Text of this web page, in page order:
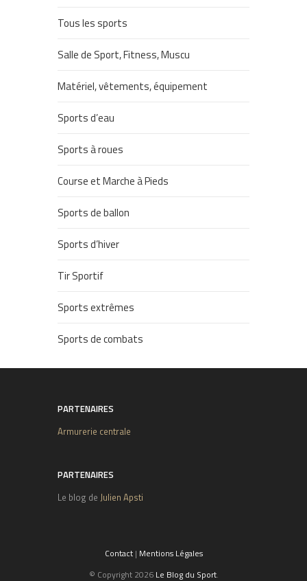
Tous les sports
Salle de Sport, Fitness, Muscu
Matériel, vêtements, équipement
Sports d’eau
Sports à roues
Course et Marche à Pieds
Sports de ballon
Sports d’hiver
Tir Sportif
Sports extrêmes
Sports de combats
PARTENAIRES
Armurerie centrale
PARTENAIRES
Le blog de Julien Apsti
Contact| Mentions Légales
© Copyright 2026 Le Blog du Sport.